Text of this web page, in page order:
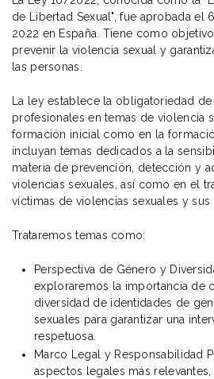
de Libertad Sexual", fue aprobada el
2022 en España. Tiene como
prevenir la violencia sexual y
las personas.
La ley establece la obligatoriedad
profesionales en temas de violencia
formación inicial como en la
incluyan temas dedicados a la
materia de prevención, detección y
violencias sexuales, así como en el
víctimas de violencias sexuales y sus
Trataremos temas como:
Perspectiva de Género y
exploraremos la importancia de
diversidad de identidades de
sexuales para garantizar una
respetuosa.
Marco Legal y Responsabilidad
aspectos legales más